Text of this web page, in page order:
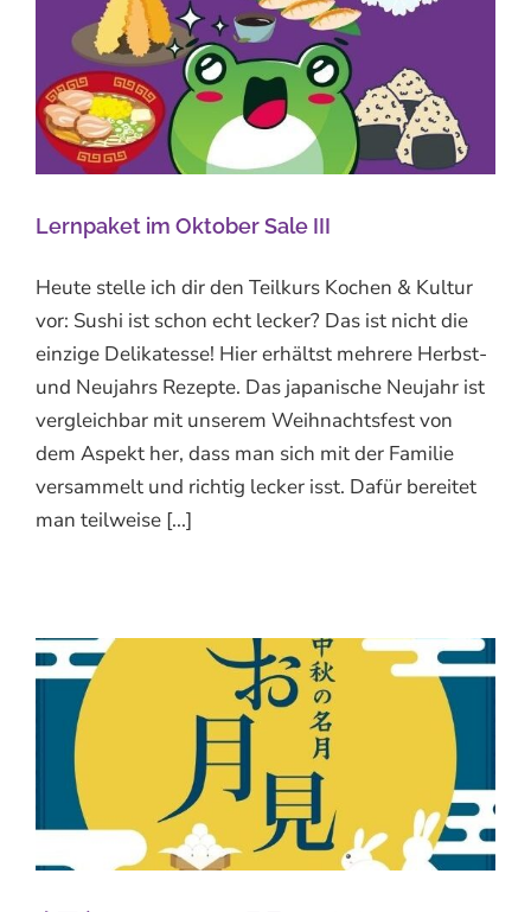
Lernpaket im Oktober Sale III
Heute stelle ich dir den Teilkurs Kochen & Kultur
vor: Sushi ist schon echt lecker? Das ist nicht die
einzige Delikatesse! Hier erhältst mehrere Herbst-
und Neujahrs Rezepte. Das japanische Neujahr ist
vergleichbar mit unserem Weihnachtsfest von
dem Aspekt her, dass man sich mit der Familie
versammelt und richtig lecker isst. Dafür bereitet
man teilweise [...]